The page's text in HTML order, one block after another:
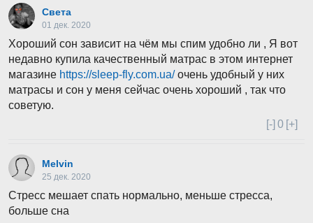
Света
01 дек. 2020
Хороший сон зависит на чём мы спим удобно ли , Я вот
недавно купила качественный матрас в этом интернет
магазине https://sleep-fly.com.ua/очень удобный у них
матрасы и сон у меня сейчас очень хороший , так что
советую.
[-] 0 [+]
Melvin
25 дек. 2020
Стресс мешает спать нормально, меньше стресса,
больше сна